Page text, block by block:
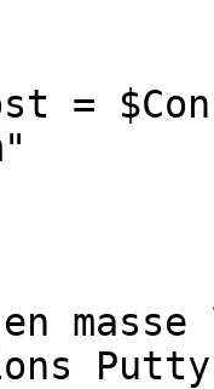
=
masse
Putty